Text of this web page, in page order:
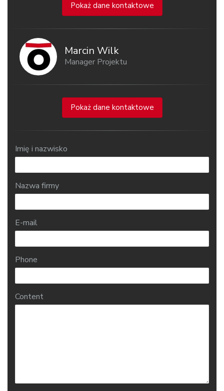
Pokaż dane kontaktowe
Marcin Wilk
Manager Projektu
Pokaż dane kontaktowe
Imię i nazwisko
Nazwa firmy
E-mail
Phone
Content